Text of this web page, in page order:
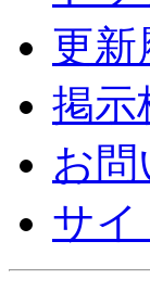
更新
掲示
お
サ